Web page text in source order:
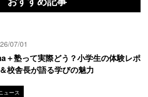
07/01
＋塾って実際どう？小学生の体験レポ
校舎長が語る学びの魅力
ュース